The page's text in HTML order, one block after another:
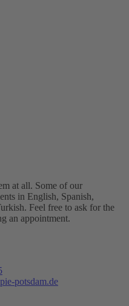
at all. Some of our
in English, Spanish,
Feel free to ask for the
an appointment.
potsdam.de